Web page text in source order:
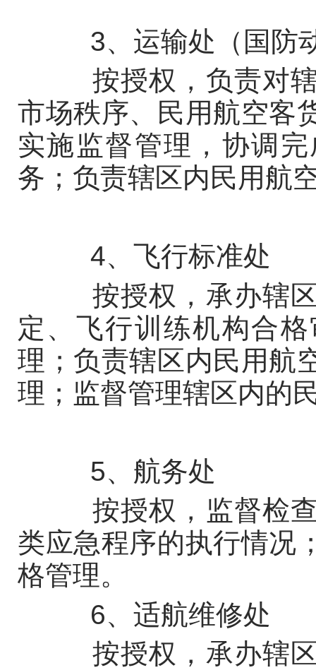
3、运输处（国防
按授权，负责对辖
市场秩序、民用航空客
实施监督管理，协调
务；负责辖区内民用航
4、飞行标准处
按授权，承办辖区
定、飞行训练机构合
理；负责辖区内民用航
理；监督管理辖区内的
5、航务处
按授权，监督检查
类应急程序的执行情况
格管理。
6、适航维修处
按授权，承办辖区